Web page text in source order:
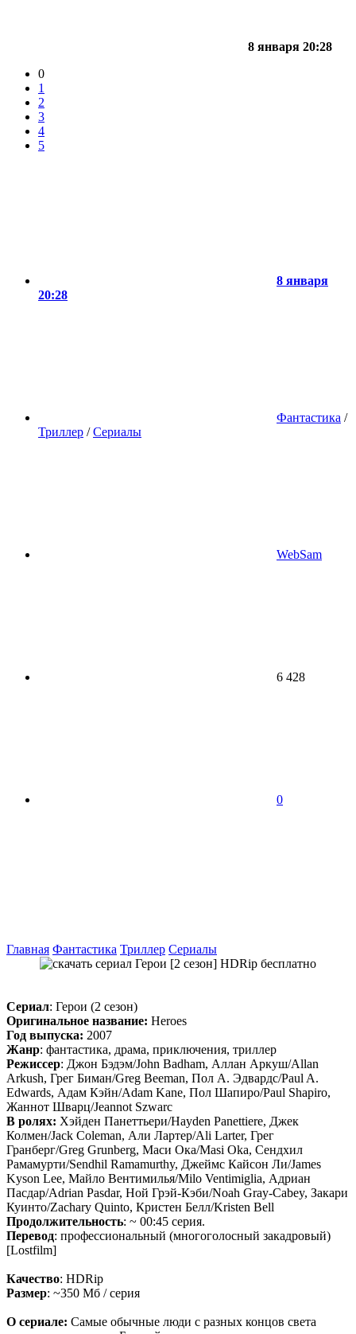
8 января 20:28
0
1
2
3
4
5
8 января
20:28
Фантастика /
Триллер /Сериалы
WebSam
6 428
0
Главная Фантастика Триллер Сериалы
Сериал: Герои (2 сезон)
Оригинальное название: Heroes
Год выпуска: 2007
Жанр: фантастика, драма, приключения, триллер
Режиссер: Джон Бэдэм/John Badham, Аллан Аркуш/Allan
Arkush, Грег Биман/Greg Beeman, Пол А. Эдвардс/Paul A.
Edwards, Адам Кэйн/Adam Kane, Пол Шапиро/Paul Shapiro,
Жаннот Шварц/Jeannot Szwarc
В ролях: Хэйден Панеттьери/Hayden Panettiere, Джек
Колмен/Jack Coleman, Али Лартер/Ali Larter, Грег
Гранберг/Greg Grunberg, Маси Ока/Masi Oka, Сендхил
Рамамурти/Sendhil Ramamurthy, Джеймс Кайсон Ли/James
Kyson Lee, Майло Вентимилья/Milo Ventimiglia, Адриан
Пасдар/Adrian Pasdar, Ной Грэй-Кэби/Noah Gray-Cabey, Закари
Куинто/Zachary Quinto, Кристен Белл/Kristen Bell
Продолжительность: ~ 00:45 серия.
Перевод: профессиональный (многоголосный закадровый)
[Lostfilm]
Качество: HDRip
Размер: ~350 Мб / серия
О сериале: Самые обычные люди с разных концов света